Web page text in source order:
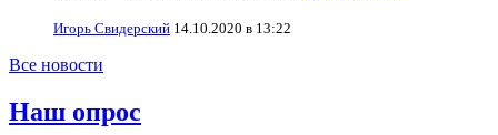
Игорь Свидерский 14.10.2020 в 13:22
Все новости
Наш опрос